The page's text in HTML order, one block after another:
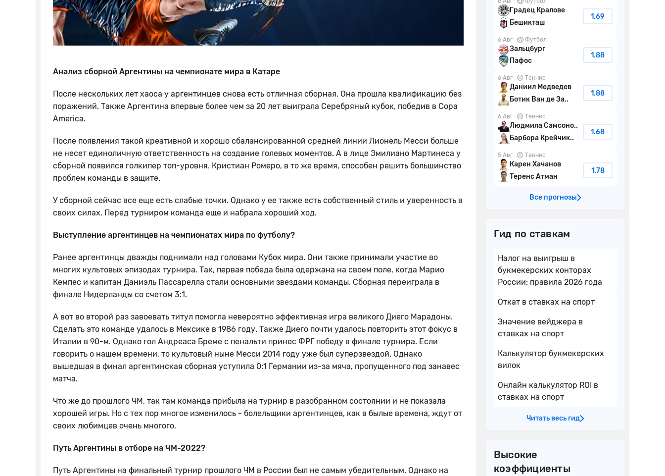
Анализ сборной Аргентины на чемпионате мира в Катаре
После нескольких лет хаоса у аргентинцев снова есть отличная сборная. Она прошла квалификацию без
поражений. Также Аргентина впервые более чем за 20 лет выиграла Серебряный кубок, победив в Copa
America.
После появления такой креативной и хорошо сбалансированной средней линии Лионель Месси больше
не несет единоличную ответственность на создание голевых моментов. А в лице Эмилиано Мартинеса у
сборной появился голкипер топ-уровня. Кристиан Ромеро, в то же время, способен решить большинство
проблем команды в защите.
У сборной сейчас все еще есть слабые точки. Однако у ее также есть собственный стиль и уверенность в
своих силах. Перед турниром команда еще и набрала хороший ход.
Выступление аргентинцев на чемпионатах мира по футболу?
Ранее аргентинцы дважды поднимали над головами Кубок мира. Они также принимали участие во
многих культовых эпизодах турнира. Так, первая победа была одержана на своем поле, когда Марио
Кемпес и капитан Даниэль Пассарелла стали основными звездами команды. Сборная переиграла в
финале Нидерланды со счетом 3:1.
А вот во второй раз завоевать титул помогла невероятно эффективная игра великого Диего Марадоны.
Сделать это команде удалось в Мексике в 1986 году. Также Диего почти удалось повторить этот фокус в
Италии в 90-м. Однако гол Андреаса Бреме с пенальти принес ФРГ победу в финале турнира. Если
говорить о нашем времени, то культовый ныне Месси 2014 году уже был суперзвездой. Однако
вышедшая в финал аргентинская сборная уступила 0:1 Германии из-за мяча, пропущенного под занавес
матча.
Что же до прошлого ЧМ, так там команда прибыла на турнир в разобранном состоянии и не показала
хорошей игры. Но с тех пор многое изменилось - болельщики аргентинцев, как в былые времена, ждут от
своих любимцев очень многого.
Путь Аргентины в отборе на ЧМ-2022?
Путь Аргентины на финальный турнир прошлого ЧМ в России был не самым убедительным. Однако на
Градец Кралове
Бешикташ
1.69
6 Авг Футбол
Зальцбург
Пафос
1.88
6 Авг Теннис
Даниил Медведев
Ботик Ван де За..
1.88
6 Авг Теннис
Людмила Самсоно..
Барбора Крейчик..
1.68
5 Авг Теннис
Карен Хачанов
Теренс Атман
1.78
Все прогнозы
Гид по ставкам
Налог на выигрыш в
букмекерских конторах
России: правила 2026 года
Откат в ставках на спорт
Значение вейджера в
ставках на спорт
Калькулятор букмекерских
вилок
Онлайн калькулятор ROI в
ставках на спорт
Читать весь гид
Высокие
коэффициенты